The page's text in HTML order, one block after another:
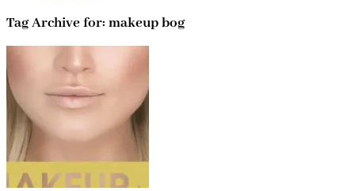
Tag Archive for: makeup bog